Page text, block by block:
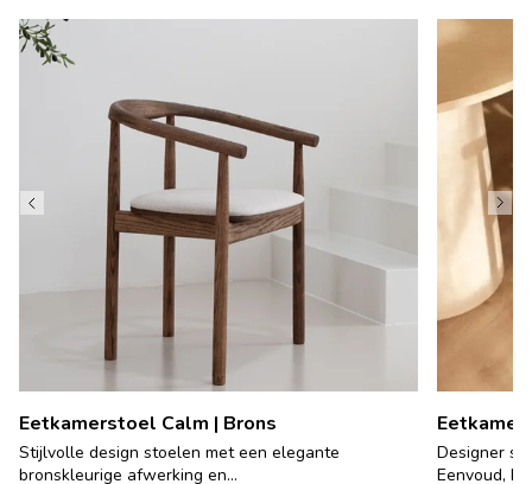
Eetkamerstoel Calm | Brons
Stijlvolle design stoelen met een elegante
bronskleurige afwerking en...
Designer
Eenvoud,